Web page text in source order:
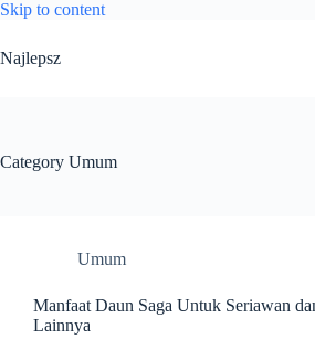
Skip to content
Najlepsz
Category Umum
Umum
Manfaat Daun Saga Untuk Seriawan
Lainnya